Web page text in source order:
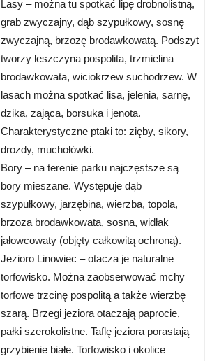
Lasy – można tu spotkać lipę drobnolistną,
grab zwyczajny, dąb szypułkowy, sosnę
zwyczajną, brzozę brodawkowatą. Podszyt
tworzy leszczyna pospolita, trzmielina
brodawkowata, wiciokrzew suchodrzew. W
lasach można spotkać lisa, jelenia, sarnę,
dzika, zająca, borsuka i jenota.
Charakterystyczne ptaki to: zięby, sikory,
drozdy, muchołówki.
Bory – na terenie parku najczęstsze są
bory mieszane. Występuje dąb
szypułkowy, jarzębina, wierzba, topola,
brzoza brodawkowata, sosna, widłak
jałowcowaty (objęty całkowitą ochroną).
Jezioro Linowiec – otacza je naturalne
torfowisko. Można zaobserwować mchy
torfowe trzcinę pospolitą a także wierzbę
szarą. Brzegi jeziora otaczają paprocie,
pałki szerokolistne. Taflę jeziora porastają
grzybienie białe. Torfowisko i okolice